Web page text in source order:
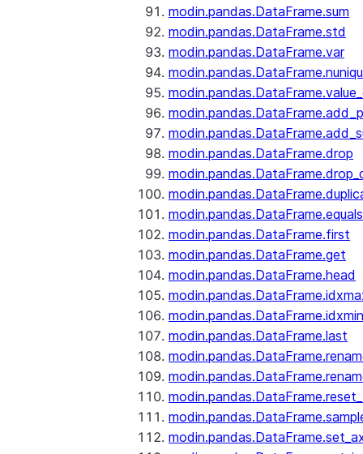
modin.pandas.DataFrame.sum
modin.pandas.DataFrame.std
modin.pandas.DataFrame.var
modin.pandas.DataFrame.drop
modin.pandas.DataFrame.equals
modin.pandas.DataFrame.first
modin.pandas.DataFrame.get
modin.pandas.DataFrame.head
modin.pandas.DataFrame.idxmin
modin.pandas.DataFrame.last